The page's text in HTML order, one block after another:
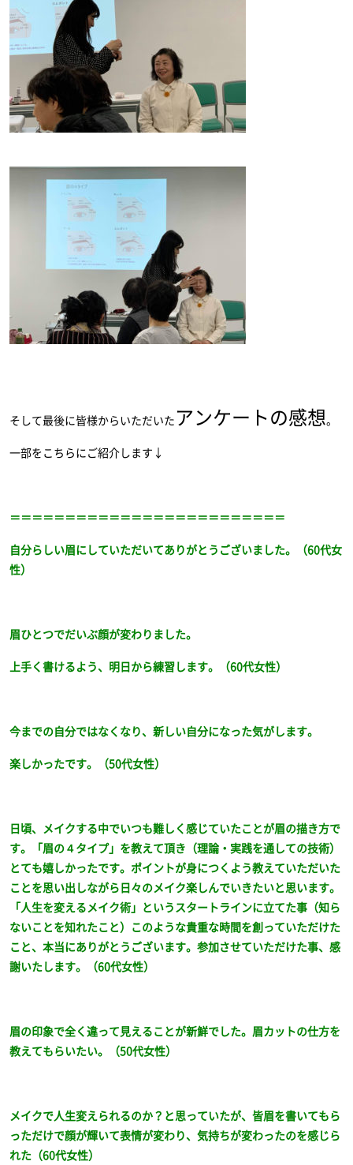
そして最後に皆様からいただいた アンケートの感想。
一部をこちらにご紹介します↓
＝＝＝＝＝＝＝＝＝＝＝＝＝＝＝＝＝＝＝＝＝＝＝＝＝
自分らしい眉にしていただいてありがとうございました。（60代女
性）
眉ひとつでだいぶ顔が変わりました。
上手く書けるよう、明日から練習します。（60代女性）
今までの自分ではなくなり、新しい自分になった気がします。
楽しかったです。（50代女性）
日頃、メイクする中でいつも難しく感じていたことが眉の描き方で
す。「眉の４タイプ」を教えて頂き（理論・実践を通しての技術）
とても嬉しかったです。ポイントが身につくよう教えていただいた
ことを思い出しながら日々のメイク楽しんでいきたいと思います。
「人生を変えるメイク術」というスタートラインに立てた事（知ら
ないことを知れたこと）このような貴重な時間を創っていただけた
こと、本当にありがとうございます。参加させていただけた事、感
謝いたします。（60代女性）
眉の印象で全く違って見えることが新鮮でした。眉カットの仕方を
教えてもらいたい。（50代女性）
メイクで人生変えられるのか？と思っていたが、皆眉を書いてもら
っただけで顔が輝いて表情が変わり、気持ちが変わったのを感じら
れた（60代女性）